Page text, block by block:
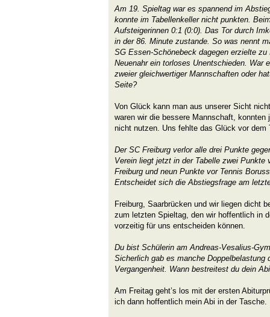
Am 19. Spieltag war es spannend im
konnte im Tabellenkeller nicht punkten.
Aufsteigerinnen 0:1 (0:0). Das Tor durch
in der 86. Minute zustande. So was nennt
SG Essen-Schönebeck dagegen erzielte
Neuenahr ein torloses Unentschieden. War
zweier gleichwertiger Mannschaften oder
Seite?
Von Glück kann man aus unserer Sicht
waren wir die bessere Mannschaft, konnten
nicht nutzen. Uns fehlte das Glück vor dem
Der SC Freiburg verlor alle drei Punkte
Verein liegt jetzt in der Tabelle zwei Punkte
Freiburg und neun Punkte vor Tennis
Entscheidet sich die Abstiegsfrage am
Freiburg, Saarbrücken und wir liegen dicht
zum letzten Spieltag, den wir hoffentlich in
vorzeitig für uns entscheiden können.
Du bist Schülerin am Andreas-Vesalius-
Sicherlich gab es manche Doppelbelastung
Vergangenheit. Wann bestreitest du dein
Am Freitag geht’s los mit der ersten
ich dann hoffentlich mein Abi in der Tasche.